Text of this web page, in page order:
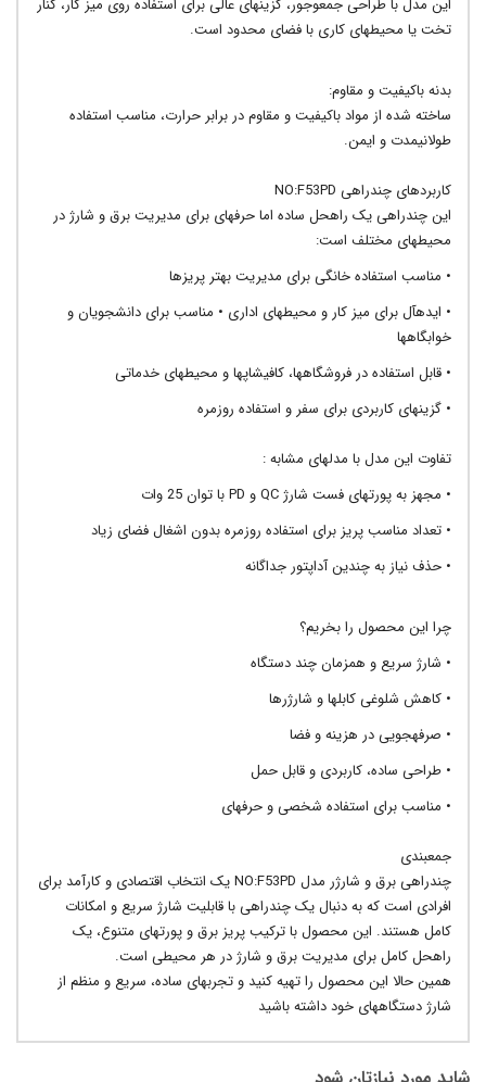
این مدل با طراحی جمعوجور، گزینهای عالی برای استفاده روی میز کار، کنار
تخت یا محیطهای کاری با فضای محدود است.
بدنه باکیفیت و مقاوم:
ساخته شده از مواد باکیفیت و مقاوم در برابر حرارت، مناسب استفاده
طولانیمدت و ایمن.
کاربردهای چندراهی NO:F53PD
این چندراهی یک راهحل ساده اما حرفهای برای مدیریت برق و شارژ در
محیطهای مختلف است:
• مناسب استفاده خانگی برای مدیریت بهتر پریزها
• ایدهآل برای میز کار و محیطهای اداری • مناسب برای دانشجویان و
خوابگاهها
• قابل استفاده در فروشگاهها، کافیشاپها و محیطهای خدماتی
• گزینهای کاربردی برای سفر و استفاده روزمره
تفاوت این مدل با مدلهای مشابه:
• مجهز به پورتهای فست شارژ QC و PD با توان 25 وات
• تعداد مناسب پریز برای استفاده روزمره بدون اشغال فضای زیاد
• حذف نیاز به چندین آداپتور جداگانه
چرا این محصول را بخریم؟
• شارژ سریع و همزمان چند دستگاه
• کاهش شلوغی کابلها و شارژرها
• صرفهجویی در هزینه و فضا
• طراحی ساده، کاربردی و قابل حمل
• مناسب برای استفاده شخصی و حرفهای
جمعبندی
چندراهی برق و شارژر مدل NO:F53PD یک انتخاب اقتصادی و کارآمد برای
افرادی است که به دنبال یک چندراهی با قابلیت شارژ سریع و امکانات
کامل هستند. این محصول با ترکیب پریز برق و پورتهای متنوع، یک
راهحل کامل برای مدیریت برق و شارژ در هر محیطی است.
همین حالا این محصول را تهیه کنید و تجربهای ساده، سریع و منظم از
شارژ دستگاههای خود داشته باشید